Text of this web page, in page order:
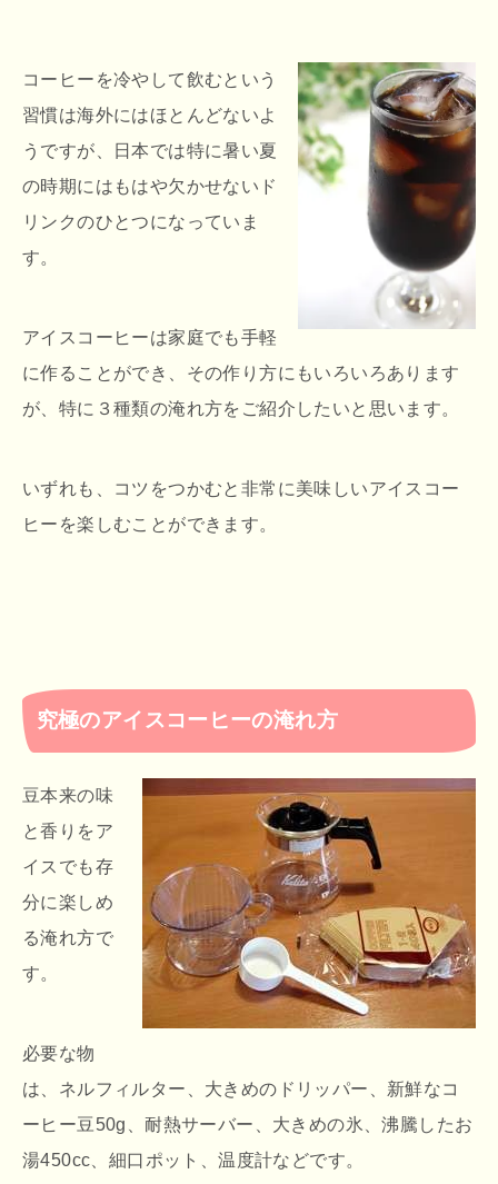
コーヒーを冷やして飲むという
習慣は海外にはほとんどないよ
うですが、日本では特に暑い夏
の時期にはもはや欠かせないド
リンクのひとつになっていま
す。
アイスコーヒーは家庭でも手軽
に作ることができ、その作り方にもいろいろあります
が、特に３種類の淹れ方をご紹介したいと思います。
いずれも、コツをつかむと非常に美味しいアイスコー
ヒーを楽しむことができます。
究極のアイスコーヒーの淹れ方
豆本来の味
と香りをア
イスでも存
分に楽しめ
る淹れ方で
す。
必要な物
は、ネルフィルター、大きめのドリッパー、新鮮なコ
ーヒー豆50g、耐熱サーバー、大きめの氷、沸騰したお
湯450cc、細口ポット、温度計などです。